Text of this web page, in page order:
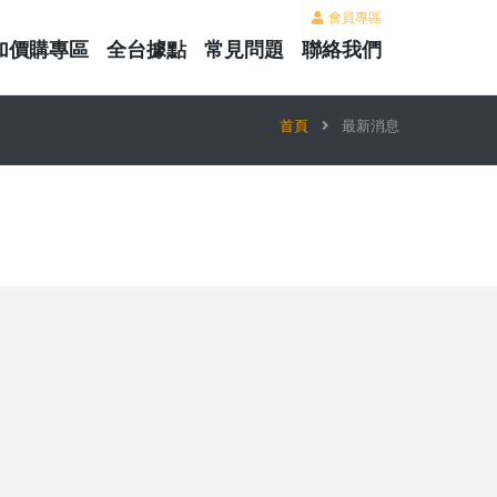
會員專區
價購專區 全台據點 常見問題 聯絡我們
首頁 最新消息